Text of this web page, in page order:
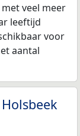
veel meer
leeftijd
voor
aantal